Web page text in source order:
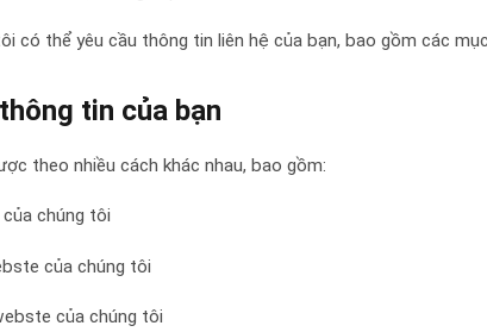
có thể yêu cầu thông tin liên hệ của bạn, bao gồm các
tin của bạn
theo nhiều cách khác nhau, bao gồm:
chúng tôi
của chúng tôi
của chúng tôi